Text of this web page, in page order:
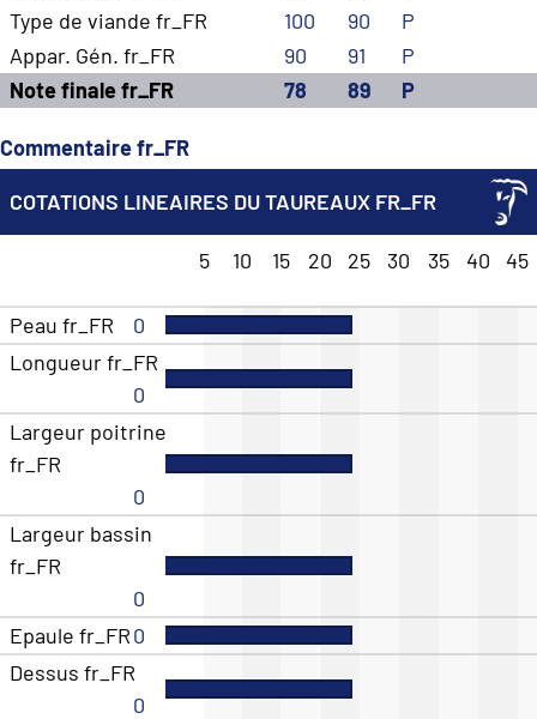
Type de viande fr_FR
100 90
P
Appar. Gén. fr_FR
90 91
P
Note finale fr_FR
78 89 P
Commentaire fr_FR
COTATIONS LINEAIRES DU TAUREAUX FR_FR
5 10 15 20 25 30 35 40 45
Peau fr_FR
0
Longueur fr_FR
0
Largeur poitrine
fr_FR
0
Largeur bassin
fr_FR
0
Epaule fr_FR0
Dessus fr_FR
0